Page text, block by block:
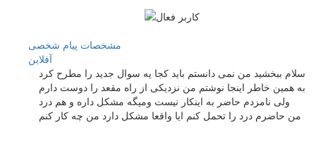
مشخصات پیام شخصی
آفلاين
سلام ببخشید من نمی دانستم باید کجا یه سوال جدید را مطرح کرد
به همین خاطر اینجا نوشتم من نزدیکی از راه مقعد را دوست دارم
ولی نامزدم حاضر به اینکار نیست ومیگه مشکل داره و هم درد
من حاضرم درد را تحمل کنم ایا واقعا مشکل دارد من چه کار کنم